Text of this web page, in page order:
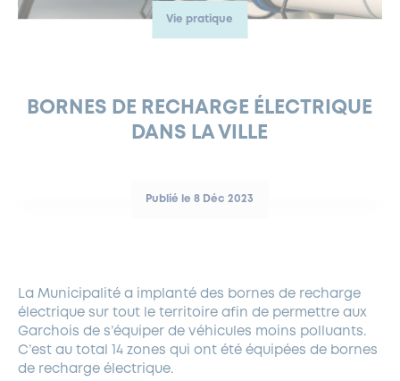
EAU POTABLE ET ASSAINISSEMENT
DÉCLARATION DE CATASTROPHE NATURELLE
LOCATION DE SALLES
INFORMATIONS PRATIQUES
FERMETURES EXCEPTIONNELLES
PANNEAUX D’AFFICHAGE LIBRE
DÉVELOPPEMENT DURABLE
DEMANDE D’ABATTAGE
GESTION DU PATRIMOINE ARBORÉ
Vie pratique
BORNES DE RECHARGE ÉLECTRIQUE
DANS LA VILLE
Publié le 8 Déc 2023
La Municipalité a implanté des bornes de recharge
électrique sur tout le territoire afin de permettre aux
Garchois de s’équiper de véhicules moins polluants.
C’est au total 14 zones qui ont été équipées de bornes
de recharge électrique.